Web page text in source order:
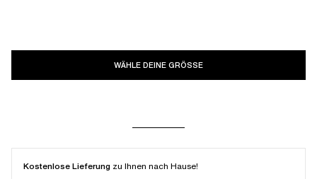
WÄHLE DEINE GRÖSSE
Kostenlose Lieferung zu Ihnen nach Hause!